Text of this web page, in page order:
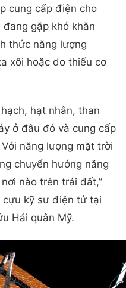
cung cấp điện cho
gặp khó khăn
thức năng lượng
xôi hoặc do thiếu cơ
hạt nhân, than
ở đâu đó và cung cấp
năng lượng mặt trời
chuyển hướng năng
nào trên trái đất,”
cựu kỹ sư điện tử tại
Hải quân Mỹ.